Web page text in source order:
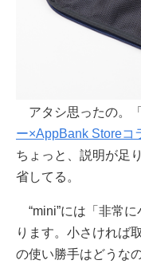
アタシ思ったの。「
ー×AppBank Storeコ
ちょっと、説明が足
省してる。
“mini”には「非常
ります。小さければ
の使い勝手はどうな